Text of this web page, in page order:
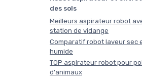
des sols
Meilleurs aspirateur robot
station de vidange
Comparatif robot laveur sec
humide
TOP aspirateur robot pour
d'animaux